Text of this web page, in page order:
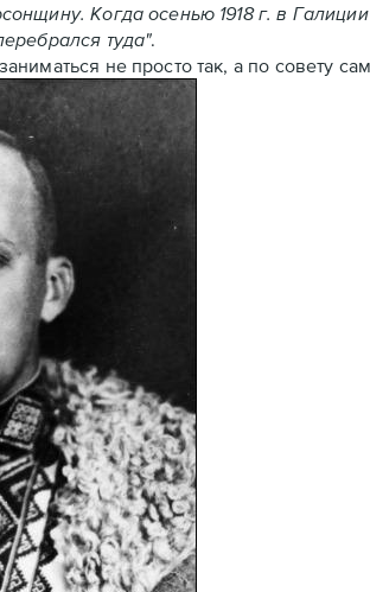
Когда осенью 1918 г. в
туда".
не просто так, а по совету